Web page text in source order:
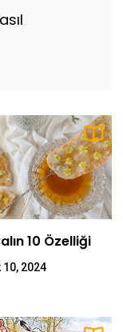
Şarkı
Gücü Slot
10 Özelliği
10, 2024